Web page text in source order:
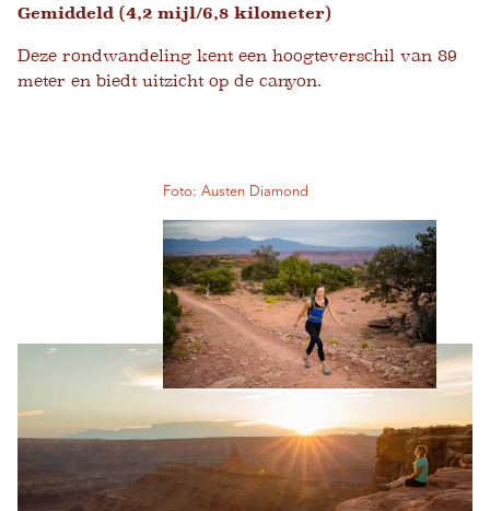
Gemiddeld (4,2 mijl/6,8 kilometer)
Deze rondwandeling kent een hoogteverschil van 89
meter en biedt uitzicht op de canyon.
Foto: Austen Diamond